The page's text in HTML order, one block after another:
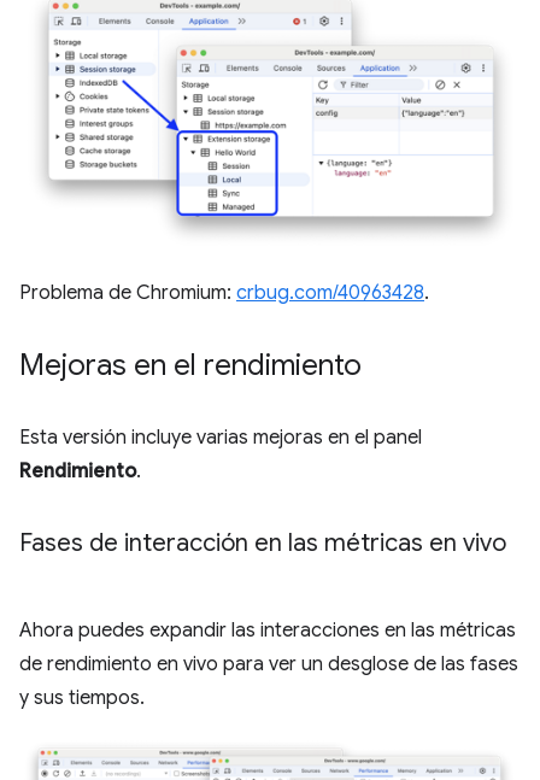
Problema de Chromium: crbug.com/40963428.
Mejoras en el rendimiento
Esta versión incluye varias mejoras en el panel
Rendimiento.
Fases de interacción en las métricas en vivo
Ahora puedes expandir las interacciones en las métricas
de rendimiento en vivo para ver un desglose de las fases
y sus tiempos.